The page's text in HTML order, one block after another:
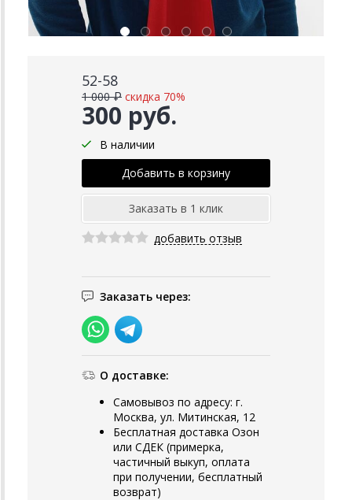
52-58
300 руб.
1 000 ₽ скидка 70%
В наличии
добавить отзыв
Заказать через:
О доставке:
Самовывоз по адресу: г.
Москва, ул. Митинская, 12
Бесплатная доставка Озон
или СДЕК (примерка,
частичный выкуп, оплата
при получении, бесплатный
возврат)